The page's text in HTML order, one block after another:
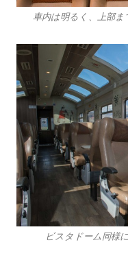
車内は明るく、上部
ビスタドーム同様